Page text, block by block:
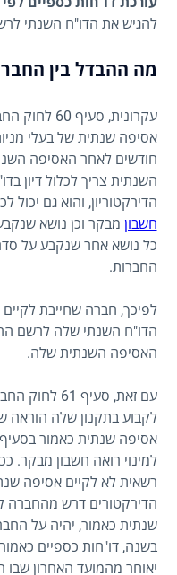
להגיש את הדו"ח השנתי
מה ההבדל בין
עקרונית,
חודשים לאחר האסיפה
השנתית צריך לכלול דיון
הדירקטוריון, והוא גם יכול
חשבון מבקר וכן נושא
החברות.
לפיכך, חברה שחייבת
האסיפה השנתית שלה.
עם זאת,
לקבוע בתקנון שלה הוראה
למינוי רואה חשבון מבקר.
רשאית לא לקיים אסיפה
הדירקטורים דרש מהחברה
שנתית כאמור, יהיה על
יאוחר מהמועד האחרון